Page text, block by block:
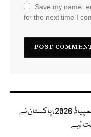
Save my name,
for the next time I
انٹرنیشنل نیوکلیئر سائنس اولمپیاڈ 2026، پاکستان نے
لیے